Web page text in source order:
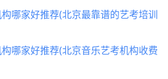
哪家好推荐(北京最靠谱的艺考培训
哪家好推荐(北京音乐艺考机构收费